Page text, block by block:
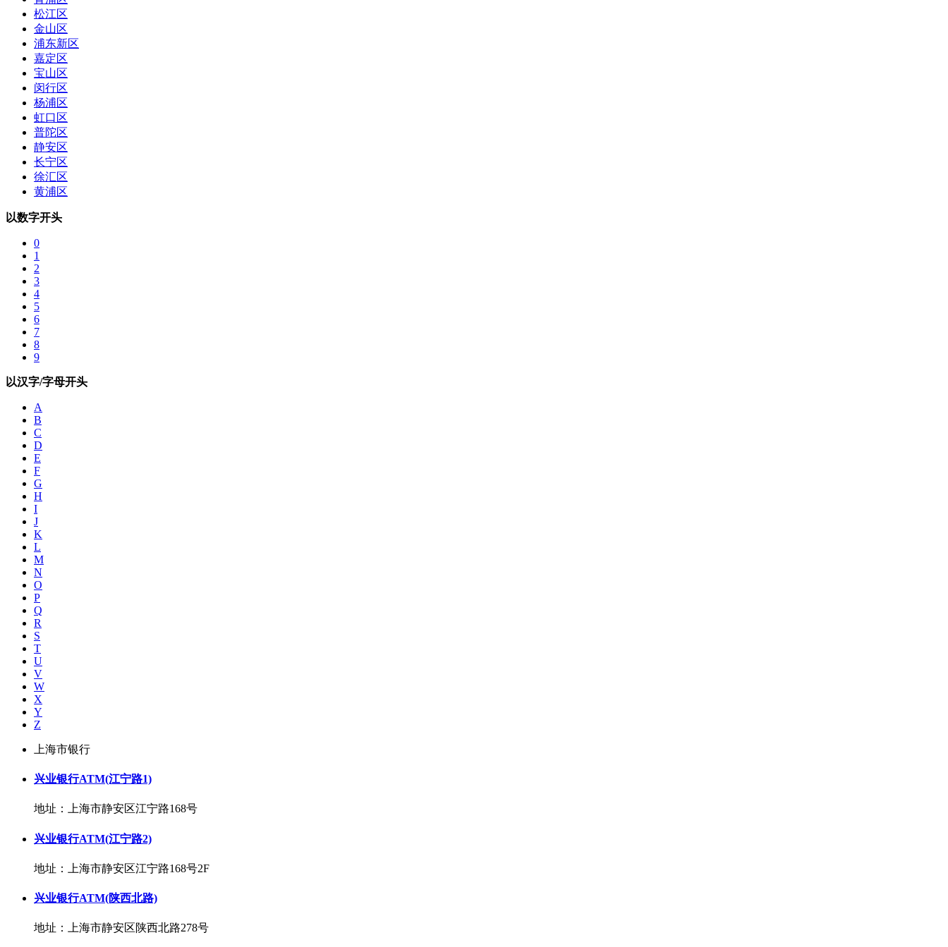
松江区
金山区
浦东新区
嘉定区
宝山区
闵行区
杨浦区
虹口区
普陀区
静安区
长宁区
徐汇区
黄浦区
以数字开头
0
1
2
3
4
5
6
7
8
9
以汉字/字母开头
A
B
C
D
E
F
G
H
I
J
K
L
M
N
O
P
Q
R
S
T
U
V
W
X
Y
Z
上海市银行
兴业银行ATM(江宁路1)
地址：上海市静安区江宁路168号
兴业银行ATM(江宁路2)
地址：上海市静安区江宁路168号2F
兴业银行ATM(陕西北路)
地址：上海市静安区陕西北路278号